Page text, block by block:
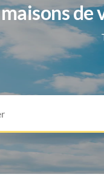
maisons de